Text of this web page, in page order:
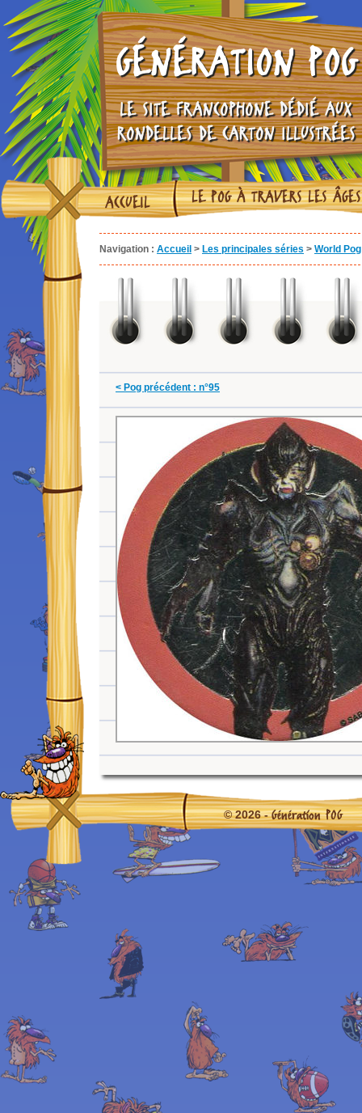
GÉNÉRATION POG
LE SITE FRANCOPHONE DÉDIÉ AUX
RONDELLES DE CARTON ILLUSTRÉES
ACCUEIL LE POG À TRAVERS LES ÂGES
Navigation : Accueil > Les principales séries > World
< Pog précédent : n°95
© 2026 -Génération POG